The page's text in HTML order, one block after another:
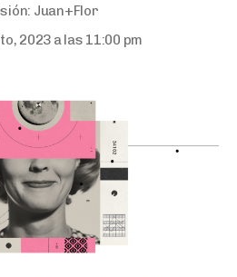
Juan+Flor
2023 a las 11:00 pm